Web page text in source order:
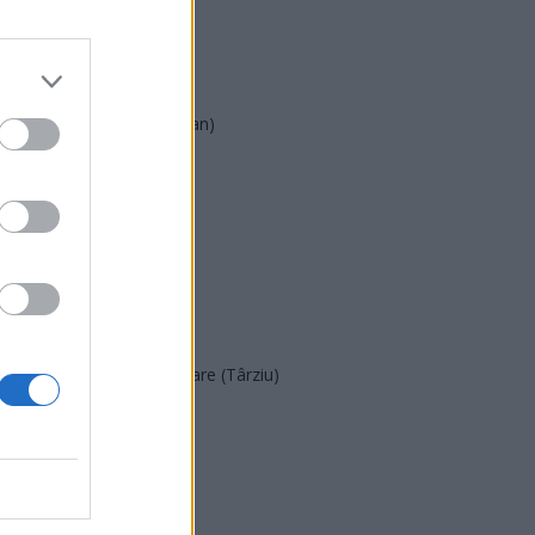
PMP (Tomac)
Forța Dreptei (L. Orban)
SENS
POT (Gavrilă)
Acțiunea Conservatoare (Târziu)
PDF (Lazarus)
PNCR (Terheș)